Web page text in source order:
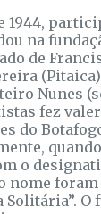
1944,
na
de
Nunes
fez
do
o
nome foram
O